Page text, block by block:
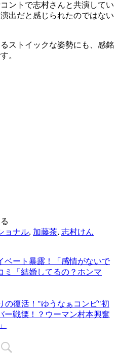
ントで志村さんと共演してい
出だと感じられたのではない
ストイックな姿勢にも、感銘
。
ョナル, 加藤茶, 志村けん
ベート暴露！「感情がないで
ミ「結婚してるの？ホンマ
の復活！"ゆうなぁコンビ"初
ー戦慄！？ウーマン村本興奮